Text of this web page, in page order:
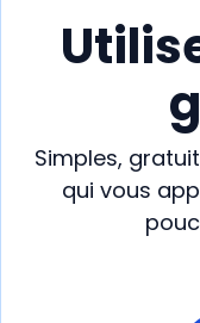
Simples,
qui vous